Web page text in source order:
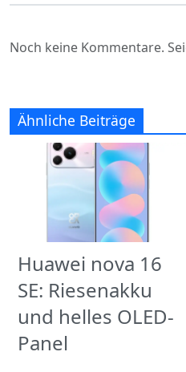
Noch keine Kommentare.
Ähnliche Beiträge
Huawei nova 16
SE: Riesenakku
und helles OLED-
Panel